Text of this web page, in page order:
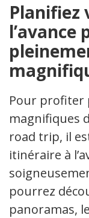
Planifiez
Pour profiter
magnifiques
road trip, il
itinéraire à
pourrez
panoramas,